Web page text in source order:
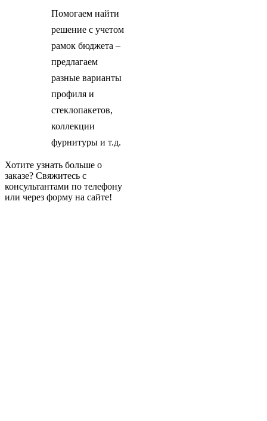
Помогаем найти
решение с учетом
рамок бюджета –
предлагаем
разные варианты
профиля и
стеклопакетов,
коллекции
фурнитуры и т.д.
Хотите узнать больше о
заказе? Свяжитесь с
консультантами по телефону
или через форму на сайте!